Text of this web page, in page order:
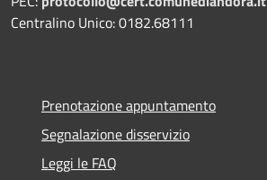
Centralino Unico: 0182.68111
Prenotazione appuntamento
Segnalazione disservizio
Leggi le FAQ